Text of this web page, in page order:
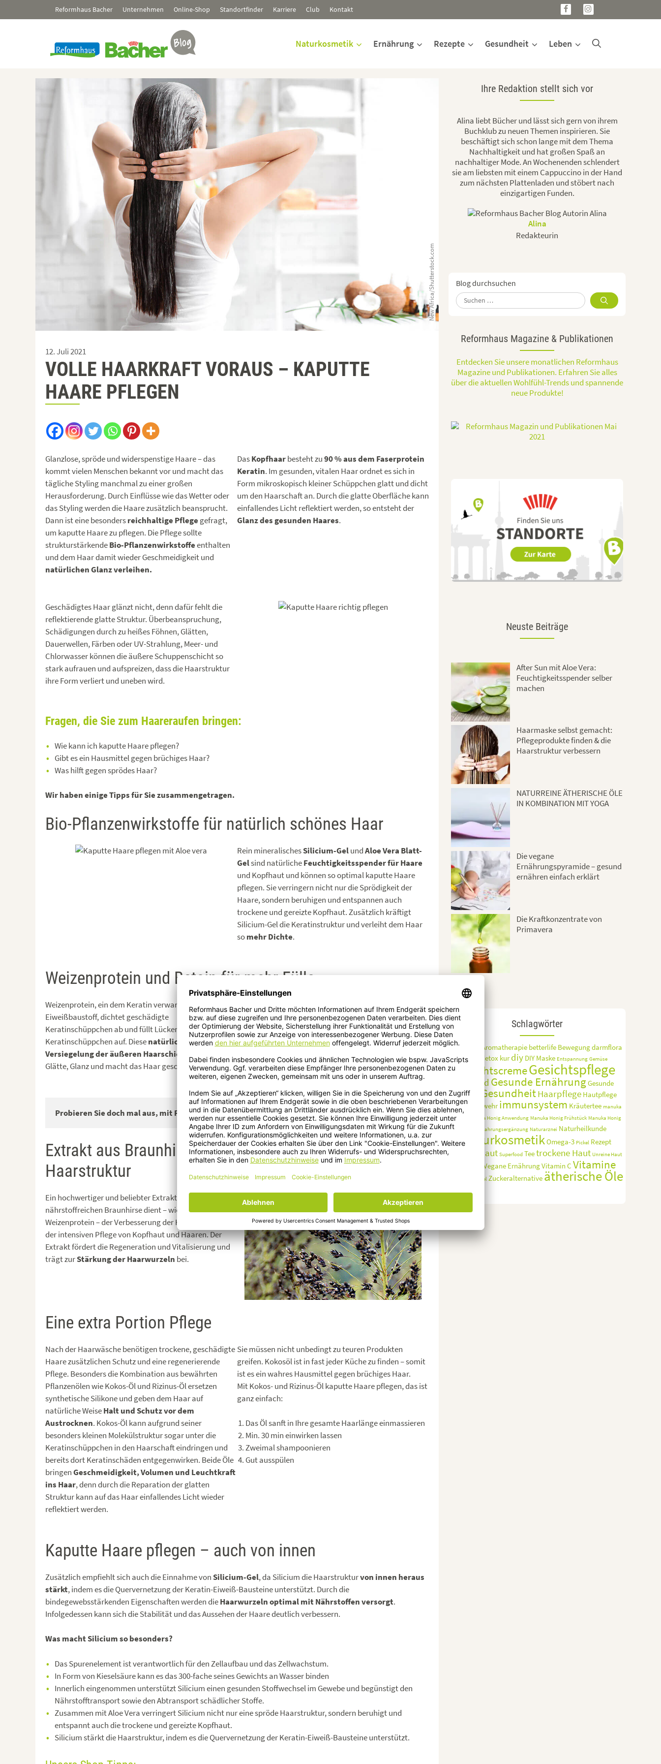
Inhalt
Reformhaus Bacher Unternehmen Online-Shop Standortfinder Karriere Club Kontakt
Naturkosmetik Ernährung Rezepte Gesundheit Leben
New Africa/Shutterstock.com
VOLLE HAARKRAFT VORAUS – KAPUTTE
HAARE PFLEGEN
12. Juli 2021
Glanzlose, spröde und widerspenstige Haare – das
kommt vielen Menschen bekannt vor und macht das
tägliche Styling manchmal zu einer großen
Herausforderung. Durch Einflüsse wie das Wetter oder
das Styling werden die Haare zusätzlich beansprucht.
Dann ist eine besondersreichhaltige Pflegegefragt,
um kaputte Haare zu pflegen. Die Pflege sollte
strukturstärkendeBio-Pflanzenwirkstoffeenthalten
und dem Haar damit wieder Geschmeidigkeit und
natürlichen Glanz verleihen.
DasKopfhaarbesteht zu90 % aus dem Faserprotein
Keratin. Im gesunden, vitalen Haar ordnet es sich in
Form mikroskopisch kleiner Schüppchen glatt und dicht
um den Haarschaft an. Durch die glatte Oberfläche kann
einfallendes Licht reflektiert werden, so entsteht der
Glanz des gesunden Haares.
Geschädigtes Haar glänzt nicht, denn dafür fehlt die
reflektierende glatte Struktur. Überbeanspruchung,
Schädigungen durch zu heißes Föhnen, Glätten,
Dauerwellen, Färben oder UV-Strahlung, Meer- und
Chlorwasser können die äußere Schuppenschicht so
stark aufrauen und aufspreizen, dass die Haarstruktur
ihre Form verliert und uneben wird.
Fragen, die Sie zum Haareraufen bringen:
Wie kann ich kaputte Haare pflegen?
Gibt es ein Hausmittel gegen brüchiges Haar?
Was hilft gegen sprödes Haar?
Wir haben einige Tipps für Sie zusammengetragen.
Bio-Pflanzenwirkstoffe für natürlich schönes Haar
Rein mineralischesSilicium-GelundAloe Vera Blatt-
Gelsind natürlicheFeuchtigkeitsspender für Haare
und Kopfhaut und können so optimal kaputte Haare
pflegen. Sie verringern nicht nur die Sprödigkeit der
Haare, sondern beruhigen und entspannen auch
trockene und gereizte Kopfhaut. Zusätzlich kräftigt
Silicium-Gel die Keratinstruktur und verleiht dem Haar
somehr Dichte.
Weizenprotein und Betain für mehr Fülle
Weizenprotein, ein dem Keratin verwandter
Eiweißbaustoff, dichtet geschädigte
Keratinschüppchen ab und füllt Lücken zwischen
Keratinschüppchen auf. Diesenatürliche
Versiegelung der äußeren Haarschicht
Glätte, Glanz und macht das Haar geschmeidiger.
Betain ist ein pflanzlicher Stoff, der auf der Aminosäure
Glycin (Proteinbaustein) basiert und aus der Zuckerrübe
gewonnen wird. Betain unterstützt die Funktionen von
Weizenprotein. Auch Betain trägt dazu bei,
zu verbessern.
Probieren Sie doch mal aus, mit Proteinen kaputte Haare zu pflegen!
Extrakt aus Braunhirse zur Verbesserung der
Haarstruktur
Ein hochwertiger und beliebter Extrakt aus der
nährstoffreichen Braunhirse dient – wie Betain und
Weizenprotein – der Verbesserung der Haarstruktur und
der intensiven Pflege von Kopfhaut und Haaren. Der
Extrakt fördert die Regeneration und Vitalisierung und
trägt zurStärkung der Haarwurzeln bei.
Eine extra Portion Pflege
Nach der Haarwäsche benötigen trockene, geschädigte
Haare zusätzlichen Schutz und eine regenerierende
Pflege. Besonders die Kombination aus bewährten
Pflanzenölen wie Kokos-Öl und Rizinus-Öl ersetzen
synthetische Silikone und geben dem Haar auf
natürliche WeiseHalt und Schutz vor dem
Austrocknen. Kokos-Öl kann aufgrund seiner
besonders kleinen Molekülstruktur sogar unter die
Keratinschüppchen in den Haarschaft eindringen und
bereits dort Keratinschäden entgegenwirken. Beide Öle
bringenGeschmeidigkeit, Volumen und Leuchtkraft
ins Haar, denn durch die Reparation der glatten
Struktur kann auf das Haar einfallendes Licht wieder
reflektiert werden.
Sie müssen nicht unbedingt zu teuren Produkten
greifen. Kokosöl ist in fast jeder Küche zu finden – somit
ist es ein wahres Hausmittel gegen brüchiges Haar.
Mit Kokos- und Rizinus-Öl kaputte Haare pflegen, das ist
ganz einfach:
Das Öl sanft in Ihre gesamte Haarlänge einmassieren
Min. 30 min einwirken lassen
Zweimal shampoonieren
Gut ausspülen
Kaputte Haare pflegen – auch von innen
Zusätzlich empfiehlt sich auch die Einnahme vonSilicium-Gel, da Silicium die Haarstrukturvon innen heraus
stärkt, indem es die Quervernetzung der Keratin-Eiweiß-Bausteine unterstützt. Durch die
bindegewebsstärkenden Eigenschaften werden dieHaarwurzeln optimal mit Nährstoffen versorgt.
Infolgedessen kann sich die Stabilität und das Aussehen der Haare deutlich verbessern.
Was macht Silicium so besonders?
Das Spurenelement ist verantwortlich für den Zellaufbau und das Zellwachstum.
In Form von Kieselsäure kann es das 300-fache seines Gewichts an Wasser binden
Innerlich eingenommen unterstützt Silicium einen gesunden Stoffwechsel im Gewebe und begünstigt den
Nährstofftransport sowie den Abtransport schädlicher Stoffe.
Zusammen mit Aloe Vera verringert Silicium nicht nur eine spröde Haarstruktur, sondern beruhigt und
entspannt auch die trockene und gereizte Kopfhaut.
Silicium stärkt die Haarstruktur, indem es die Quervernetzung der Keratin-Eiweiß-Bausteine unterstützt.
Ihre Redaktion stellt sich vor
Alina liebt Bücher und lässt sich gern von ihrem
Buchklub zu neuen Themen inspirieren. Sie
beschäftigt sich schon lange mit dem Thema
Nachhaltigkeit und hat großen Spaß an
nachhaltiger Mode. An Wochenenden schlendert
sie am liebsten mit einem Cappuccino in der Hand
zum nächsten Plattenladen und stöbert nach
einzigartigen Funden.
Alina
Redakteurin
Blog durchsuchen
Suchen
nach:
Reformhaus Magazine & Publikationen
Entdecken Sie unsere monatlichen Reformhaus
Magazine und Publikationen. Erfahren Sie alles
über die aktuellen Wohlfühl-Trends und spannende
neue Produkte!
Neuste Beiträge
After Sun mit Aloe Vera:
Feuchtigkeitsspender selber
machen
Haarmaske selbst gemacht:
Pflegeprodukte finden & die
Haarstruktur verbessern
NATURREINE ÄTHERISCHE ÖLE
IN KOMBINATION MIT YOGA
Die vegane
Ernährungspyramide – gesund
ernähren einfach erklärt
Die Kraftkonzentrate von
Primavera
Schlagwörter
aloe vera Aromatherapie betterlife Bewegungdarmflora
detox detox kur diy DIY Maske Entspannung Gemüse
gesichtscremeGesichtspflege
gesund Gesunde ErnährungGesunde
Snacks
GesundheitHaarpflege Hautpflege
immunabwehr immunsystem Kräutertee manuka
honig
Manuka Honig Anwendung Manuka Honig Frühstück Manuka Honig
Nahrungsergänzung Naturarznei Naturheilkunde
NaturkosmetikOmega-3 Pickel Rezept
straffe Haut Superfood Teetrockene Haut Unreine Haut
Vegane ErnährungVitamin C Vitamine
Vitaminmangel Zuckeralternative ätherische Öle